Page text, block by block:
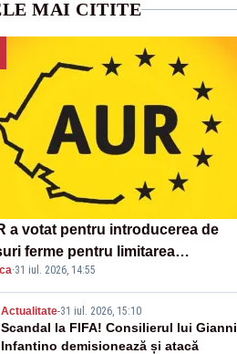
MAI CITITE
a votat pentru introducerea de
ferme pentru limitarea
virusului pestei porcine
·31 iul. 2026, 14:55
Actualitate-31 iul. 2026, 15:10
Scandal la FIFA! Consilierul lui Gianni
Infantino demisionează și atacă